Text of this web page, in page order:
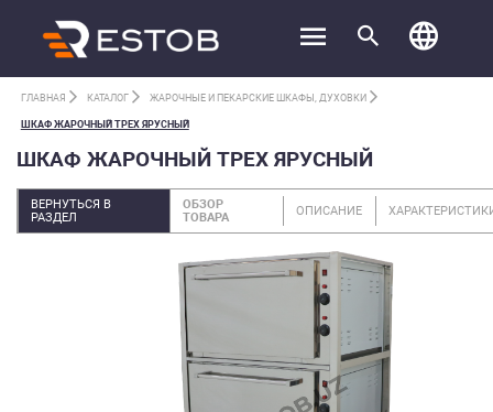
ГЛАВНАЯ КАТАЛОГ ЖАРОЧНЫЕ И ПЕКАРСКИЕ ШКАФЫ, ДУХОВКИ
ШКАФ ЖАРОЧНЫЙ ТРЕХ ЯРУСНЫЙ
ШКАФ ЖАРОЧНЫЙ ТРЕХ ЯРУСНЫЙ
ВЕРНУТЬСЯ В
РАЗДЕЛ
ОБЗОР
ТОВАРА
ОПИСАНИЕ